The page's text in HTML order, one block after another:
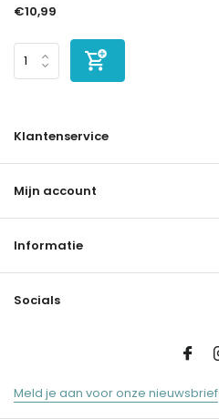
€10,99
Klantenservice
Mijn account
Informatie
Socials
Meld je aan voor onze nieuwsbrief